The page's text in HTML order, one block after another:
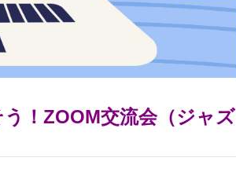
！ZOOM交流会（ジャズ